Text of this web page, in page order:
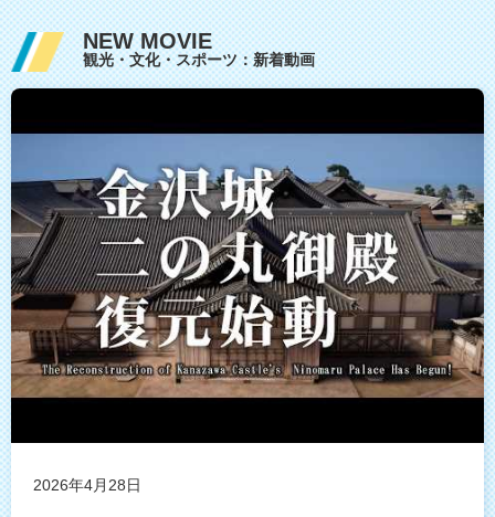
NEW MOVIE
観光・文化・スポーツ：新着動画
2026年4月28日